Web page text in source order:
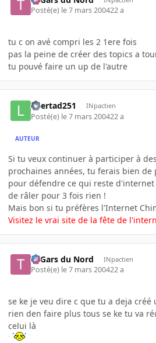
Posté(e) le 7 mars 200422 a
tu c on avé compri les 2 1ere fois
pas la peine de créer des topics a
tu pouvé faire un up de l'autre
libertad251 INpactien
Posté(e) le 7 mars 200422 a
AUTEUR
Si tu veux continuer à participer à
prochaines années, tu ferais bien
pour défendre ce qui reste
de râler pour 3 fois rien !
Mais bon si tu préfères l'Internet
Visitez le vrai site de la fête de
Ti Gars du Nord INpactien
Posté(e) le 7 mars 200422 a
se ke je veu dire c que tu a deja
rien den faire plus tous se ke tu va
celui là